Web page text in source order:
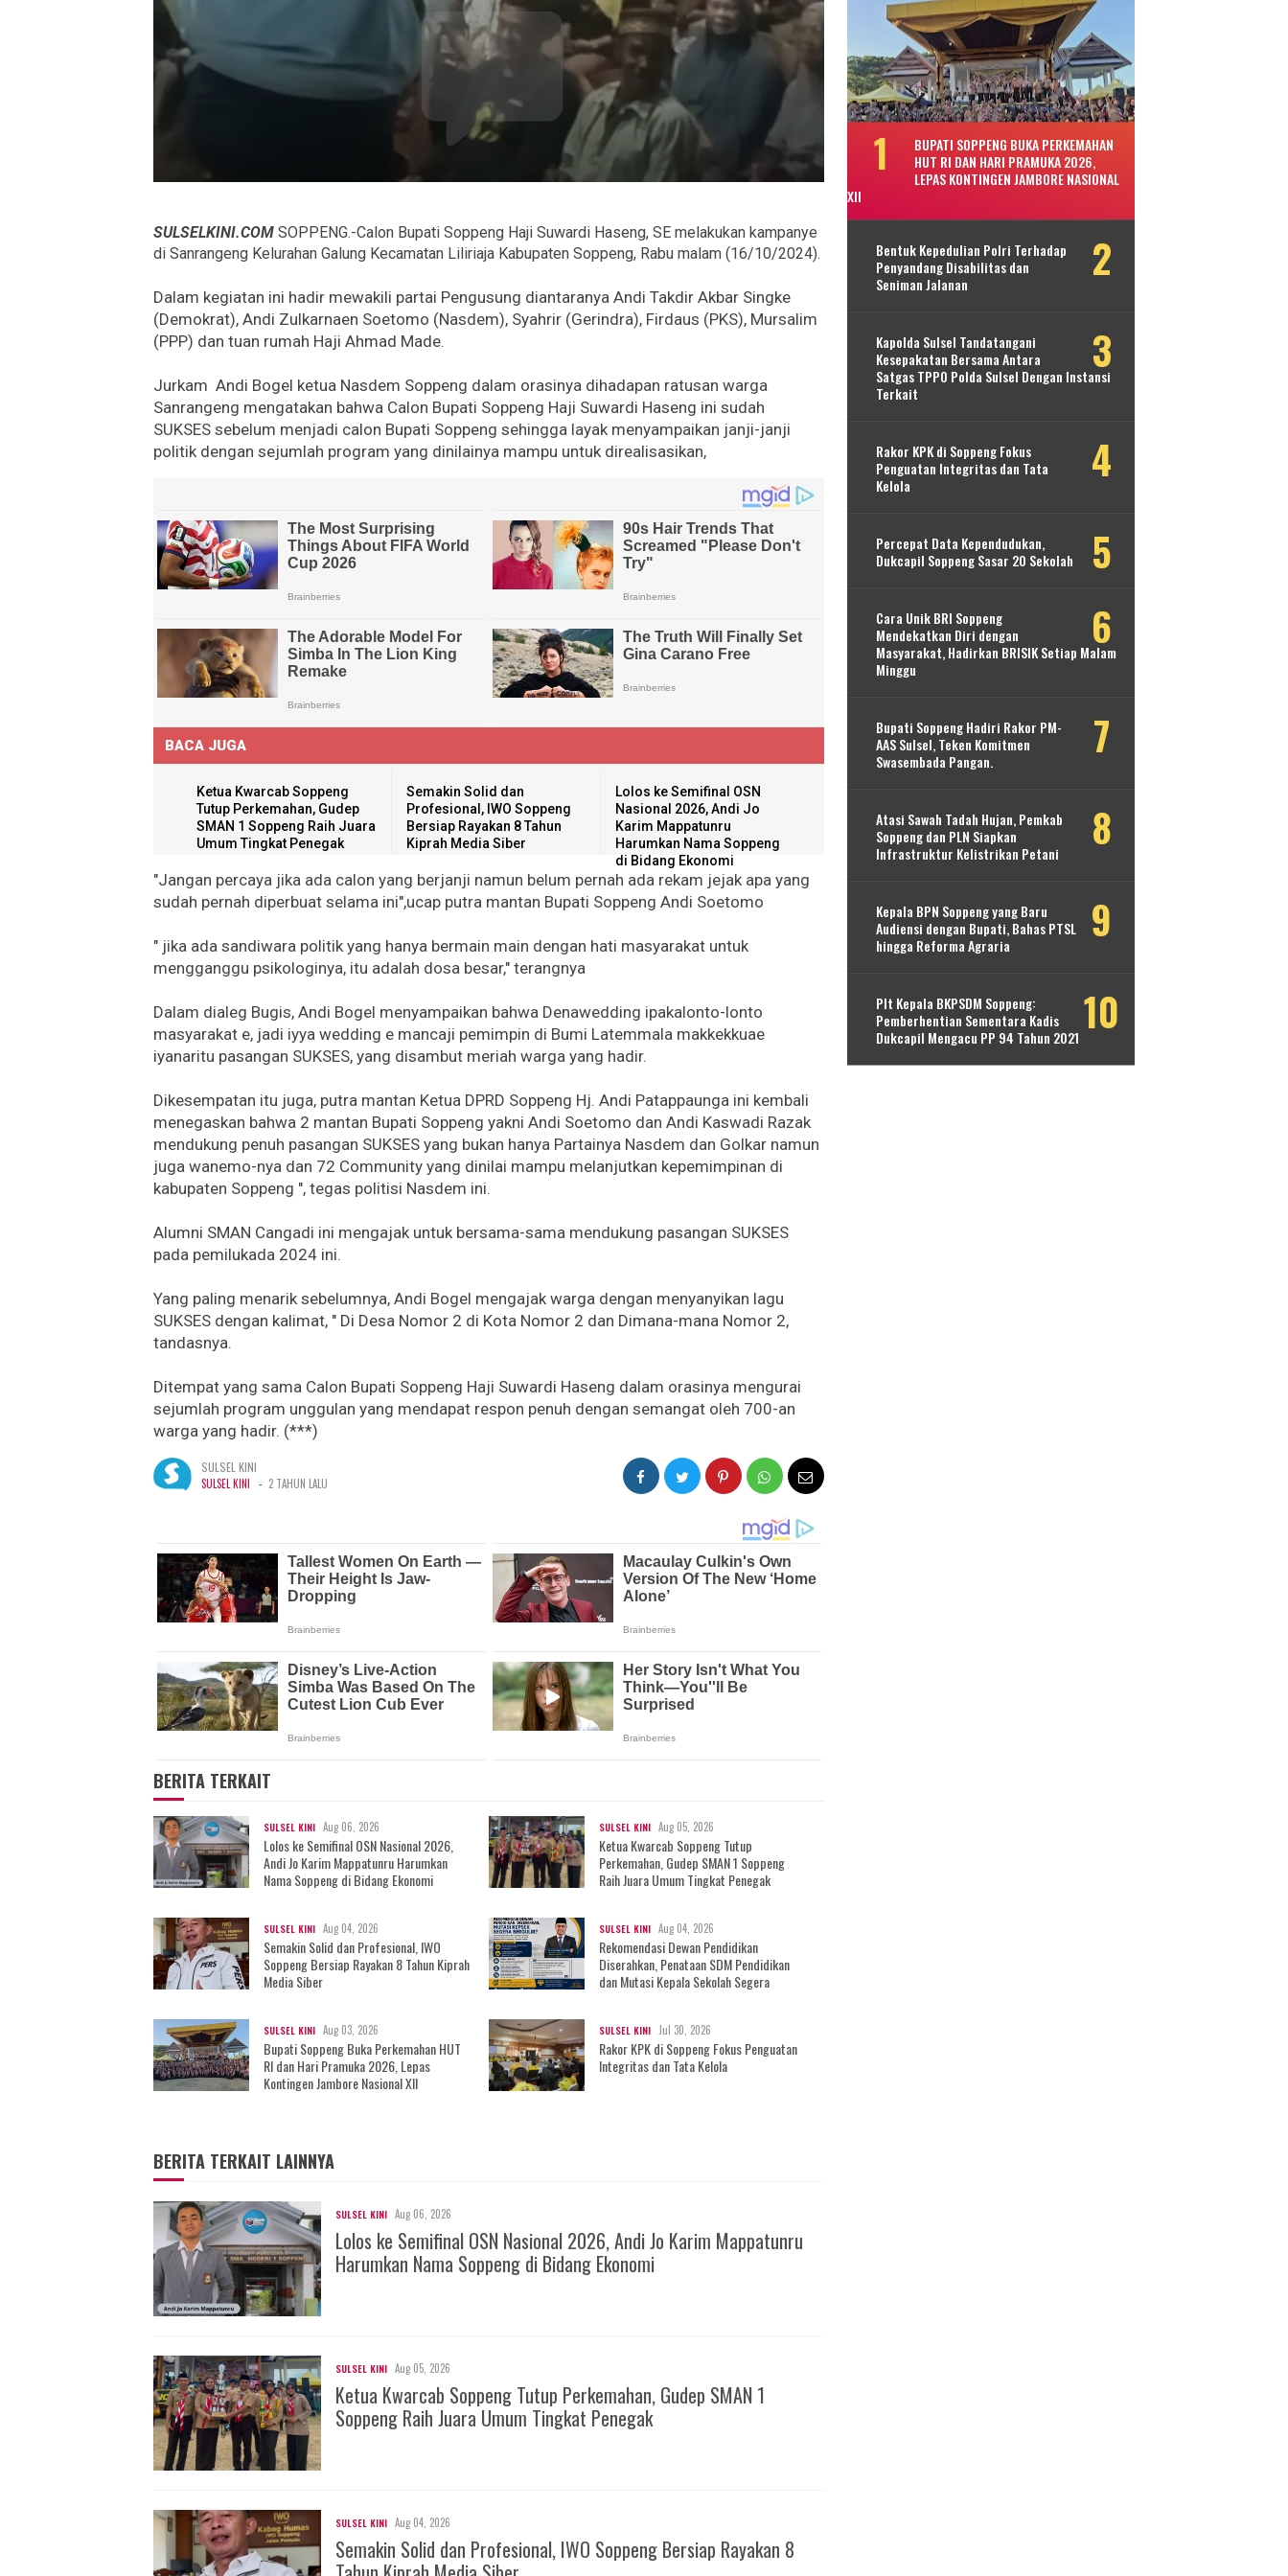
SULSELKINI.COM SOPPENG.-Calon Bupati Soppeng Haji Suwardi Haseng, SE melakukan kampanye
di Sanrangeng Kelurahan Galung Kecamatan Liliriaja Kabupaten Soppeng, Rabu malam (16/10/2024).
Dalam kegiatan ini hadir mewakili partai Pengusung diantaranya Andi Takdir Akbar Singke
(Demokrat), Andi Zulkarnaen Soetomo (Nasdem), Syahrir (Gerindra), Firdaus (PKS), Mursalim
(PPP) dan tuan rumah Haji Ahmad Made.
Jurkam Andi Bogel ketua Nasdem Soppeng dalam orasinya dihadapan ratusan warga
Sanrangeng mengatakan bahwa Calon Bupati Soppeng Haji Suwardi Haseng ini sudah
SUKSES sebelum menjadi calon Bupati Soppeng sehingga layak menyampaikan janji-janji
politik dengan sejumlah program yang dinilainya mampu untuk direalisasikan,
BACA JUGA
Ketua Kwarcab Soppeng
Tutup Perkemahan, Gudep
SMAN 1 Soppeng Raih Juara
Umum Tingkat Penegak
Semakin Solid dan
Profesional, IWO Soppeng
Bersiap Rayakan 8 Tahun
Kiprah Media Siber
Lolos ke Semifinal OSN
Nasional 2026, Andi Jo
Karim Mappatunru
Harumkan Nama Soppeng
di Bidang Ekonomi
"Jangan percaya jika ada calon yang berjanji namun belum pernah ada rekam jejak apa yang
sudah pernah diperbuat selama ini",ucap putra mantan Bupati Soppeng Andi Soetomo
" jika ada sandiwara politik yang hanya bermain main dengan hati masyarakat untuk
mengganggu psikologinya, itu adalah dosa besar," terangnya
Dalam dialeg Bugis, Andi Bogel menyampaikan bahwa Denawedding ipakalonto-lonto
masyarakat e, jadi iyya wedding e mancaji pemimpin di Bumi Latemmala makkekkuae
iyanaritu pasangan SUKSES, yang disambut meriah warga yang hadir.
Dikesempatan itu juga, putra mantan Ketua DPRD Soppeng Hj. Andi Patappaunga ini kembali
menegaskan bahwa 2 mantan Bupati Soppeng yakni Andi Soetomo dan Andi Kaswadi Razak
mendukung penuh pasangan SUKSES yang bukan hanya Partainya Nasdem dan Golkar namun
juga wanemo-nya dan 72 Community yang dinilai mampu melanjutkan kepemimpinan di
kabupaten Soppeng ", tegas politisi Nasdem ini.
Alumni SMAN Cangadi ini mengajak untuk bersama-sama mendukung pasangan SUKSES
pada pemilukada 2024 ini.
Yang paling menarik sebelumnya, Andi Bogel mengajak warga dengan menyanyikan lagu
SUKSES dengan kalimat, " Di Desa Nomor 2 di Kota Nomor 2 dan Dimana-mana Nomor 2,
tandasnya.
Ditempat yang sama Calon Bupati Soppeng Haji Suwardi Haseng dalam orasinya mengurai
sejumlah program unggulan yang mendapat respon penuh dengan semangat oleh 700-an
warga yang hadir. (***)
SULSEL KINI
SULSEL KINI - 2 TAHUN LALU
BERITA TERKAIT
SULSEL KINI Aug 06, 2026
Lolos ke Semifinal OSN Nasional 2026,
Andi Jo Karim Mappatunru Harumkan
Nama Soppeng di Bidang Ekonomi
SULSEL KINI Aug 05, 2026
Ketua Kwarcab Soppeng Tutup
Perkemahan, Gudep SMAN 1 Soppeng
Raih Juara Umum Tingkat Penegak
SULSEL KINI Aug 04, 2026
Semakin Solid dan Profesional, IWO
Soppeng Bersiap Rayakan 8 Tahun Kiprah
Media Siber
SULSEL KINI Aug 04, 2026
Rekomendasi Dewan Pendidikan
Diserahkan, Penataan SDM Pendidikan
dan Mutasi Kepala Sekolah Segera
SULSEL KINI Aug 03, 2026
Bupati Soppeng Buka Perkemahan HUT
RI dan Hari Pramuka 2026, Lepas
Kontingen Jambore Nasional XII
SULSEL KINI Jul 30, 2026
Rakor KPK di Soppeng Fokus Penguatan
Integritas dan Tata Kelola
BERITA TERKAIT LAINNYA
SULSEL KINI Aug 06, 2026
Lolos ke Semifinal OSN Nasional 2026, Andi Jo Karim Mappatunru
Harumkan Nama Soppeng di Bidang Ekonomi
SULSEL KINI Aug 05, 2026
Ketua Kwarcab Soppeng Tutup Perkemahan, Gudep SMAN 1
Soppeng Raih Juara Umum Tingkat Penegak
SULSEL KINI Aug 04, 2026
Semakin Solid dan Profesional, IWO Soppeng Bersiap Rayakan 8
BUPATI SOPPENG BUKA PERKEMAHAN
HUT RI DAN HARI PRAMUKA 2026,
LEPAS KONTINGEN JAMBORE NASIONAL
XII
Bentuk Kepedulian Polri Terhadap
Penyandang Disabilitas dan
Seniman Jalanan
Kapolda Sulsel Tandatangani
Kesepakatan Bersama Antara
Satgas TPPO Polda Sulsel Dengan Instansi
Terkait
Rakor KPK di Soppeng Fokus
Penguatan Integritas dan Tata
Kelola
Percepat Data Kependudukan,
Dukcapil Soppeng Sasar 20 Sekolah
Cara Unik BRI Soppeng
Mendekatkan Diri dengan
Masyarakat, Hadirkan BRISIK Setiap Malam
Minggu
Bupati Soppeng Hadiri Rakor PM-
AAS Sulsel, Teken Komitmen
Swasembada Pangan.
Atasi Sawah Tadah Hujan, Pemkab
Soppeng dan PLN Siapkan
Infrastruktur Kelistrikan Petani
Kepala BPN Soppeng yang Baru
Audiensi dengan Bupati, Bahas PTSL
hingga Reforma Agraria
Plt Kepala BKPSDM Soppeng:
Pemberhentian Sementara Kadis
Dukcapil Mengacu PP 94 Tahun 2021